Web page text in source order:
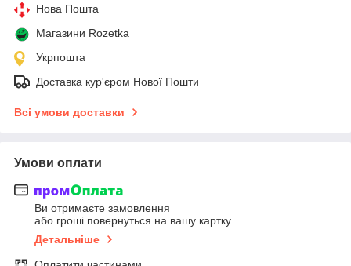
Нова Пошта
Магазини Rozetka
Укрпошта
Доставка кур'єром Нової Пошти
Всі умови доставки
Умови оплати
Ви отримаєте замовлення
або гроші повернуться на вашу картку
Детальніше